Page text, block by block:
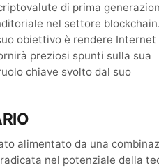
di prima
nel settore
obiettivo è rendere Internet
preziosi spunti sulla sua
chiave svolto dal suo
alimentato da una
nel potenziale della